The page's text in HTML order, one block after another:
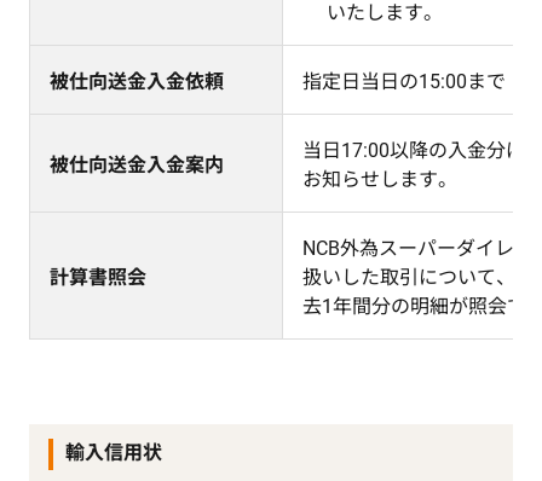
いたします。
被仕向送金入金依頼 指定日当日の15:00まで
被仕向送金入金案内
当日17:00以降の入金分は
お知らせします。
計算書照会
NCB外為スーパーダイレク
扱いした取引について、照
去1年間分の明細が照会で
輸入信用状